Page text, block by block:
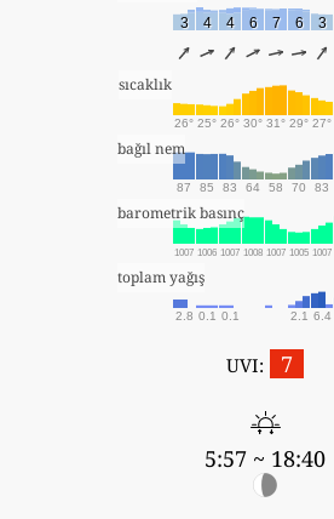
3 4 4 6 7 6 3
sıcaklık
26° 25° 26° 30° 31° 29° 27°
bağıl nem
87 85 83 64 58 70 83
barometrik basınç
1007 1006 1007 1008 1007 1005 1007
toplam yağış
2.8 0.1 0.1 2.1 6.4
UVI: 7
5:57 ~ 18:40